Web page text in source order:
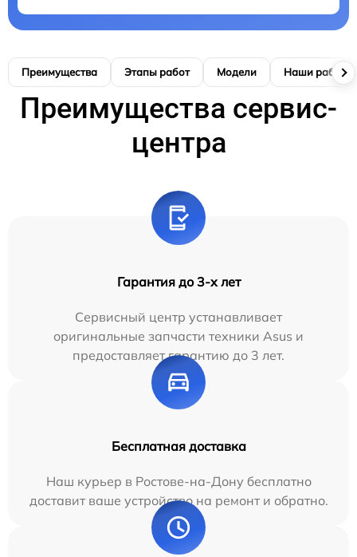
Преимущества Этапы работ Модели Наши работы
Преимущества сервис-
центра
Гарантия до 3-х лет
Сервисный центр устанавливает
оригинальные запчасти техники Asus и
предоставляет гарантию до 3 лет.
Бесплатная доставка
Наш курьер в Ростове-на-Дону бесплатно
доставит ваше устройство на ремонт и обратно.